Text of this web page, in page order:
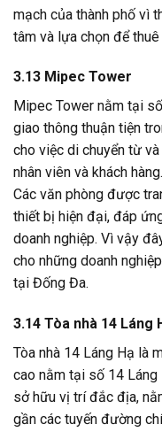
mạch của thành phố vì
tâm và lựa chọn để thuê
3.13 Mipec Tower
Mipec Tower nằm tại
giao thông thuận tiện
cho việc di chuyển từ
nhân viên và khách
Các văn phòng được
thiết bị hiện đại, đáp
doanh nghiệp. Vì vậy
cho những doanh
tại Đống Đa.
3.14 Tòa nhà 14 Láng
Tòa nhà 14 Láng Hạ là
cao nằm tại số 14 Láng
sở hữu vị trí đắc địa,
gần các tuyến đường